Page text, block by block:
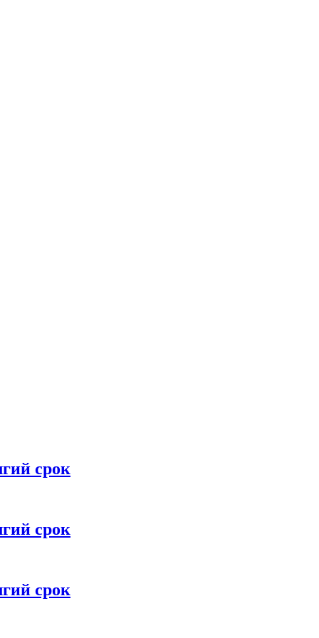
срок
срок
срок